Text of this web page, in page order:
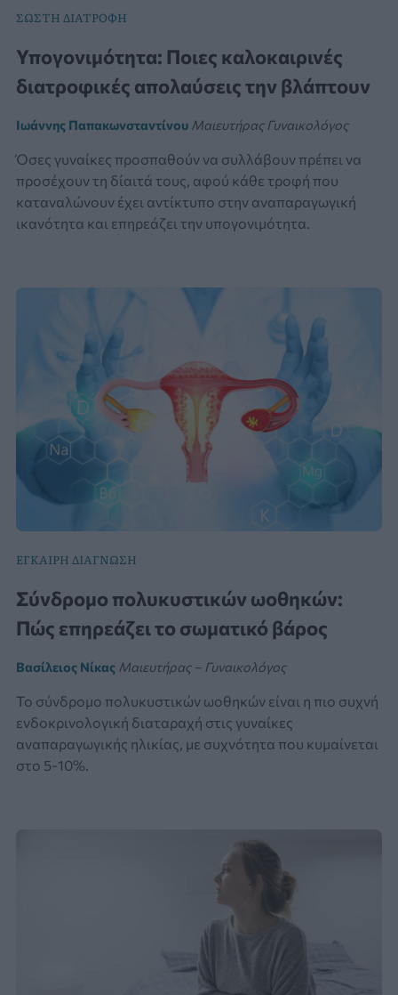
ΣΩΣΤΗ ΔΙΑΤΡΟΦΗ
Υπογονιμότητα: Ποιες καλοκαιρινές
διατροφικές απολαύσεις την βλάπτουν
Ιωάννης Παπακωνσταντίνου Μαιευτήρας Γυναικολόγος
Όσες γυναίκες προσπαθούν να συλλάβουν πρέπει να
προσέχουν τη δίαιτά τους, αφού κάθε τροφή που
καταναλώνουν έχει αντίκτυπο στην αναπαραγωγική
ικανότητα και επηρεάζει την υπογονιμότητα.
ΕΓΚΑΙΡΗ ΔΙΑΓΝΩΣΗ
Σύνδρομο πολυκυστικών ωοθηκών:
Πώς επηρεάζει το σωματικό βάρος
Βασίλειος Νίκας Μαιευτήρας – Γυναικολόγος
Το σύνδρομο πολυκυστικών ωοθηκών είναι η πιο συχνή
ενδοκρινολογική διαταραχή στις γυναίκες
αναπαραγωγικής ηλικίας, με συχνότητα που κυμαίνεται
στο 5-10%.